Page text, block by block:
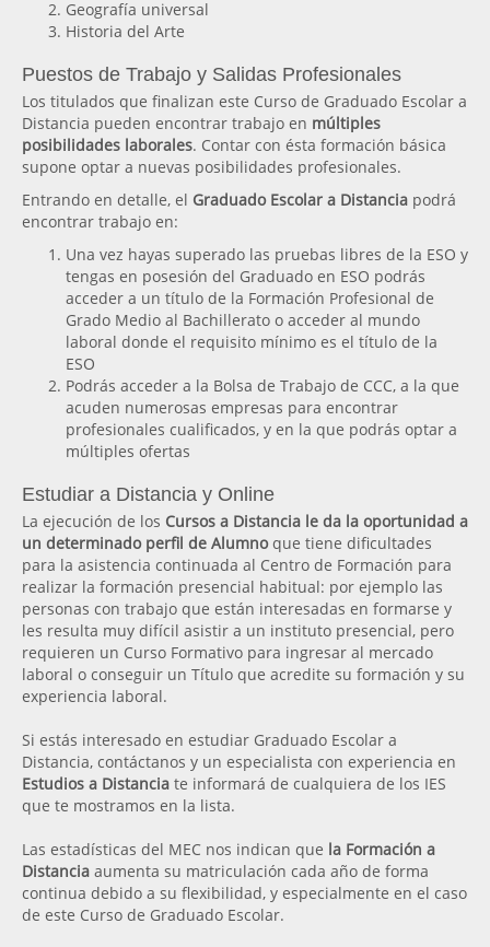
Geografía universal
Historia del Arte
Puestos de Trabajo y Salidas Profesionales
Los titulados que finalizan este Curso de Graduado Escolar a
Distancia pueden encontrar trabajo en múltiples
posibilidades laborales. Contar con ésta formación básica
supone optar a nuevas posibilidades profesionales.
Entrando en detalle, el Graduado Escolar a Distancia podrá
encontrar trabajo en:
Una vez hayas superado las pruebas libres de la ESO y
tengas en posesión del Graduado en ESO podrás
acceder a un título de la Formación Profesional de
Grado Medio al Bachillerato o acceder al mundo
laboral donde el requisito mínimo es el título de la
ESO
Podrás acceder a la Bolsa de Trabajo de CCC, a la que
acuden numerosas empresas para encontrar
profesionales cualificados, y en la que podrás optar a
múltiples ofertas
Estudiar a Distancia y Online
La ejecución de los Cursos a Distancia le da la oportunidad a
un determinado perfil de Alumnoque tiene dificultades
para la asistencia continuada al Centro de Formación para
realizar la formación presencial habitual: por ejemplo las
personas con trabajo que están interesadas en formarse y
les resulta muy difícil asistir a un instituto presencial, pero
requieren un Curso Formativo para ingresar al mercado
laboral o conseguir un Título que acredite su formación y su
experiencia laboral.
Si estás interesado en estudiar Graduado Escolar a
Distancia, contáctanos y un especialista con experiencia en
Estudios a Distancia te informará de cualquiera de los IES
que te mostramos en la lista.
Las estadísticas del MEC nos indican que la Formación a
Distancia aumenta su matriculación cada año de forma
continua debido a su flexibilidad, y especialmente en el caso
de este Curso de Graduado Escolar.